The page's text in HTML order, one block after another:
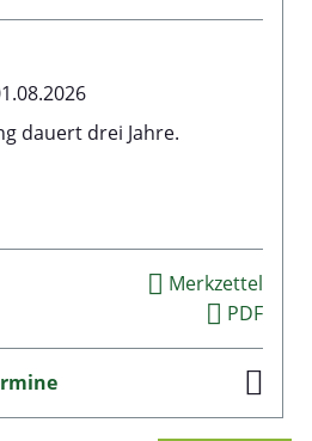
dauert drei Jahre.
Merkzettel
PDF